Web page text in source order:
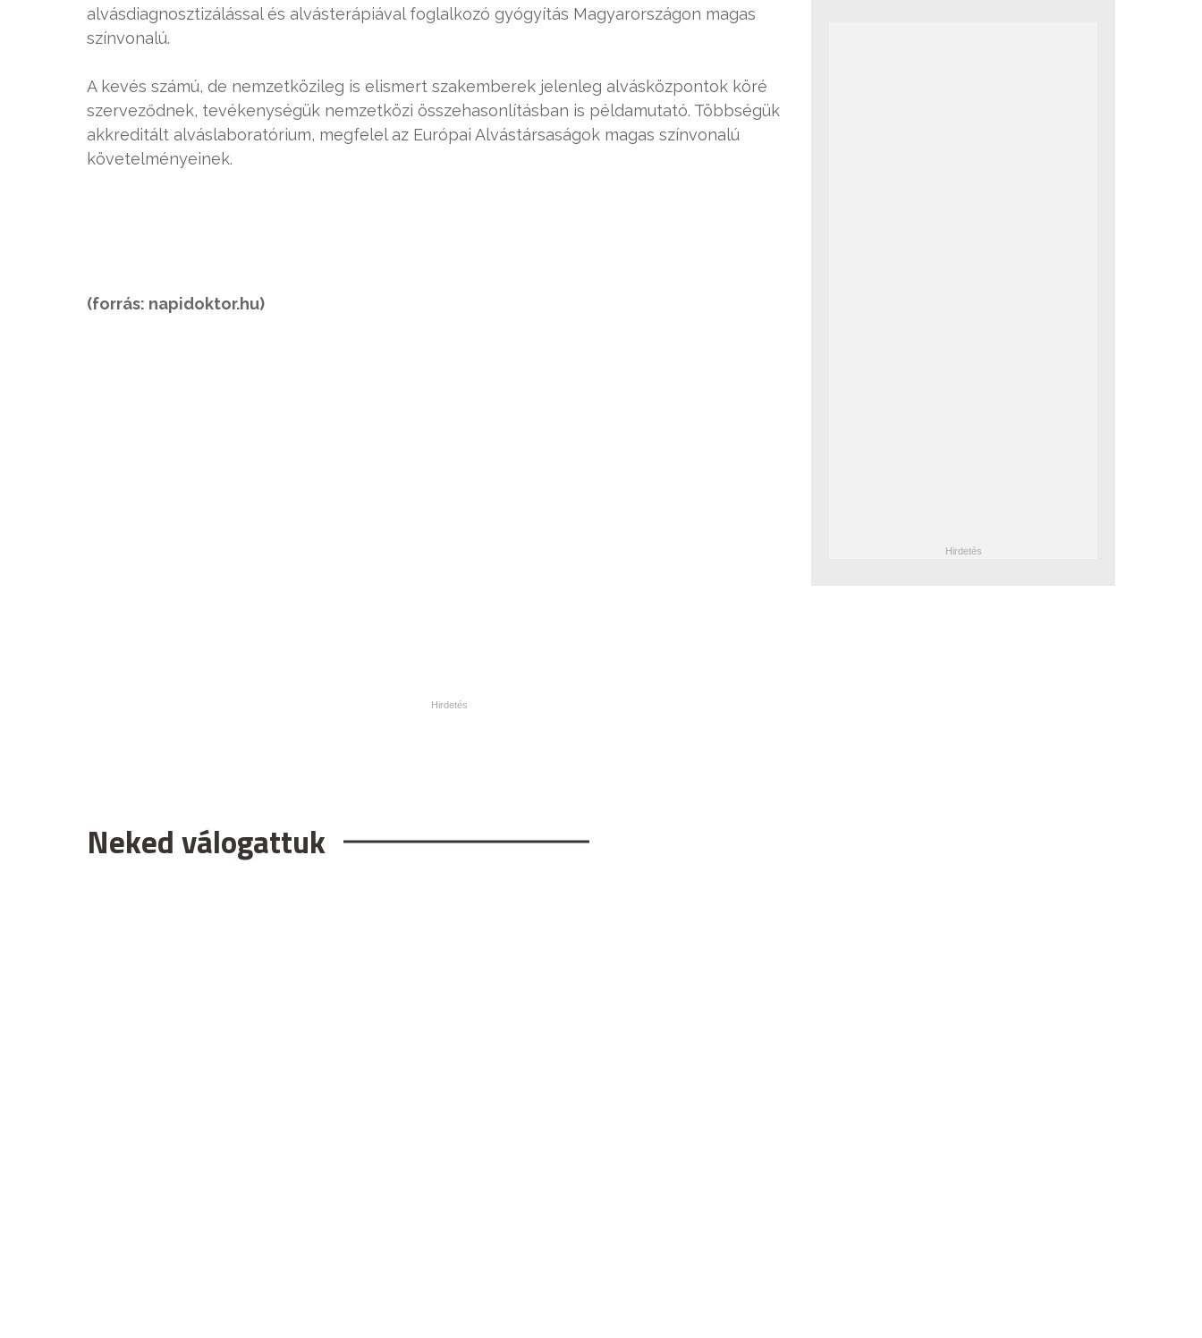
alvásdiagnosztizálással és alvásterápiával foglalkozó gyógyítás Magyarországon magas
színvonalú.
A kevés számú, de nemzetközileg is elismert szakemberek jelenleg alvásközpontok köré
szerveződnek, tevékenységük nemzetközi összehasonlításban is példamutató. Többségük
akkreditált alváslaboratórium, megfelel az Európai Alvástársaságok magas színvonalú
követelményeinek.
(forrás: napidoktor.hu)
Neked válogattuk